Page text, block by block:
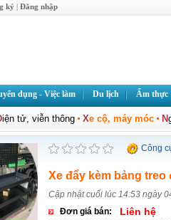
ký | Đăng nhập
dụng - Việc làm Du lịch Ẩm thực
iện tử, viễn thông Xe cộ, máy móc N
Công
Xe đẩy kèm bảng treo
Cập nhật cuối lúc 14:53 ngày
Đơn giá bán:
Liên hệ